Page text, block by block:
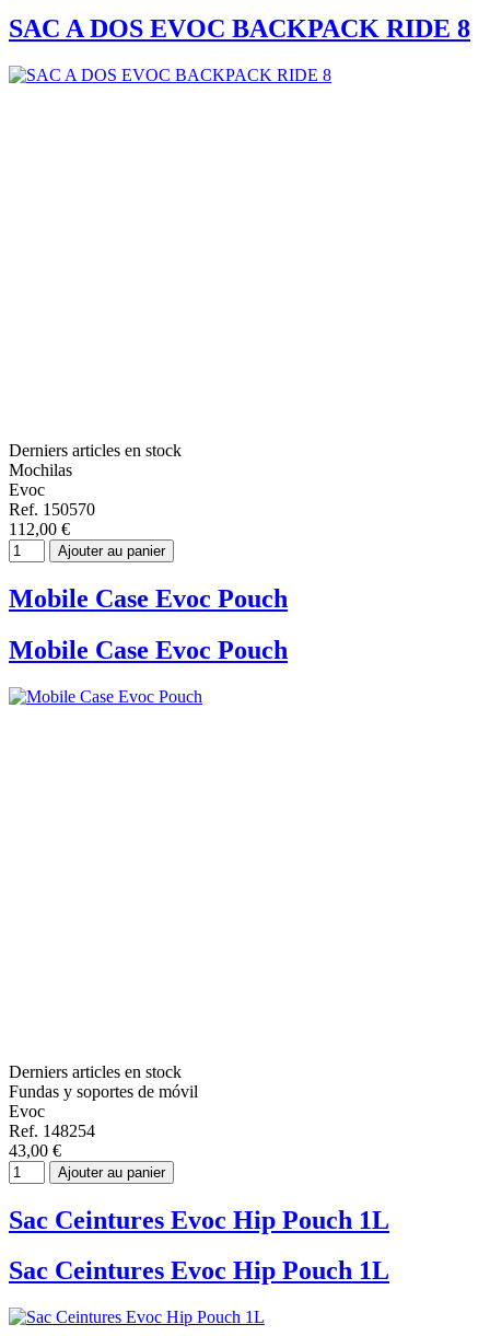
SAC A DOS EVOC BACKPACK RIDE 8
Derniers articles en stock
Mochilas
Evoc
Ref. 150570
112,00 €
Ajouter au panier
Mobile Case Evoc Pouch
Mobile Case Evoc Pouch
Derniers articles en stock
Fundas y soportes de móvil
Evoc
Ref. 148254
43,00 €
Ajouter au panier
Sac Ceintures Evoc Hip Pouch 1L
Sac Ceintures Evoc Hip Pouch 1L